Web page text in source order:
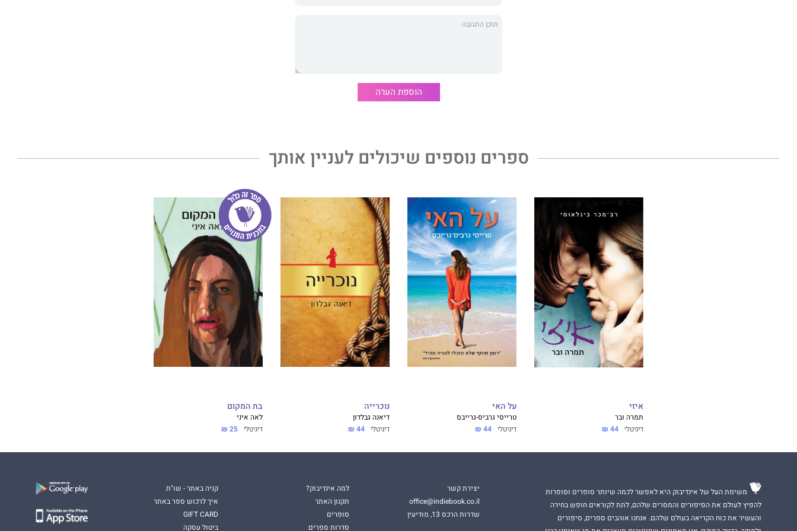
הקומנדו" של היטלר – כולם יצאו בשן ועין מהשותפות המפוקפקת. בסופו של דבר,
באוניברסיטה העברית. בין ספריו, שתורגמו לשפות רבות:
הוספת הערה
ספרים נוספים שיכולים לעניין אותך
איזי
תמרה ובר
דיגיטלי 44 ₪
על האי
טרייסי גרביס-גרייבס
דיגיטלי 44 ₪
נוכרייה
דיאנה גבלדון
דיגיטלי 44 ₪
בת המקום
לאה איני
דיגיטלי 25 ₪
משימת העל של אינדיבוק היא לאפשר לכמה שיותר סופרים וסופרות
להפיץ לעולם את הסיפורים והמסרים שלהם, לתת לקוראים חופש בחירה
והעשיר את כוח הקריאה בעולם שלהם. אנחנו אוהבים ספרים, סיפורים
יצירת קשר
office@indiebook.co.il
שדרות הרכס 13, מודיעין
למה אינדיבוק?
תקנון האתר
סופרים
סדרות ספרים
קניה באתר - שו"ת
איך לרכוש ספר באתר
GIFT CARD
ביטול עסקה